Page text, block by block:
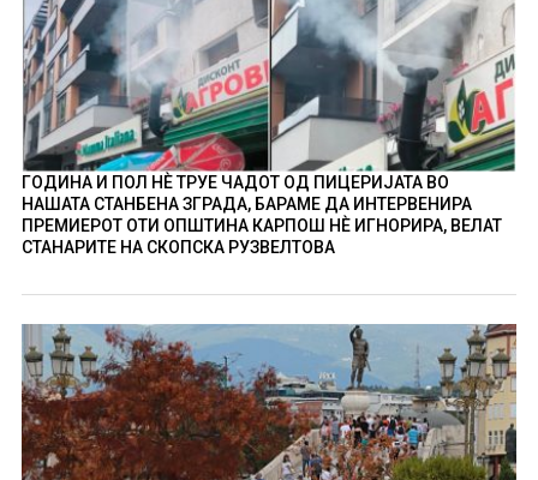
ГОДИНА И ПОЛ НÈ ТРУЕ ЧАДОТ ОД ПИЦЕРИЈАТА ВО
НАШАТА СТАНБЕНА ЗГРАДА, БАРАМЕ ДА ИНТЕРВЕНИРА
ПРЕМИЕРОТ ОТИ ОПШТИНА КАРПОШ НÈ ИГНОРИРА, ВЕЛАТ
СТАНАРИТЕ НА СКОПСКА РУЗВЕЛТОВА